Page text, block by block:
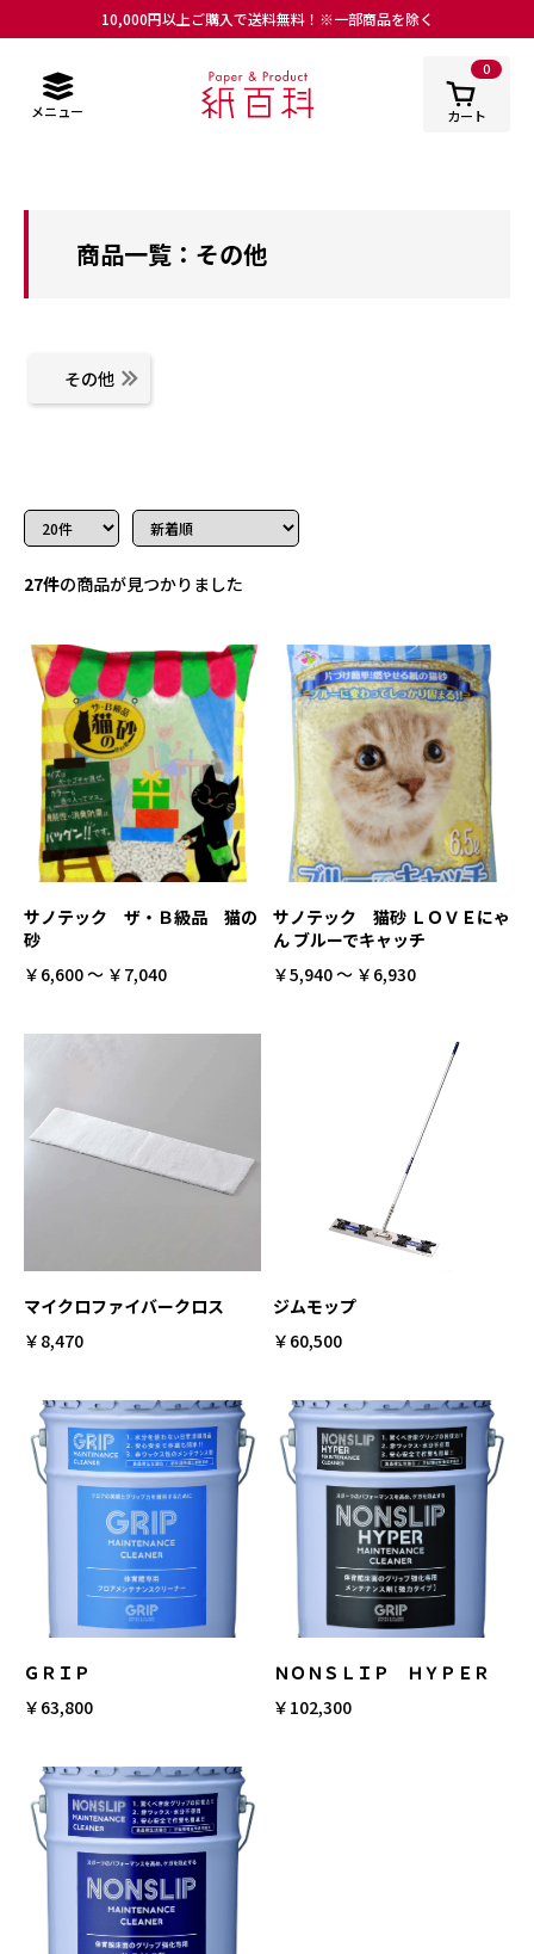
10,000円以上ご購入で送料無料！※一部商品を除く
メニュー
0
カート
商品一覧：その他
その他
27件の商品が見つかりました
サノテック ザ・Ｂ級品 猫の
砂
￥6,600 ～ ￥7,040
サノテック 猫砂 ＬＯＶＥにゃ
ん ブルーでキャッチ
￥5,940 ～ ￥6,930
マイクロファイバークロス
￥8,470
ジムモップ
￥60,500
ＧＲＩＰ
￥63,800
ＮＯＮＳＬＩＰ ＨＹＰＥＲ
￥102,300